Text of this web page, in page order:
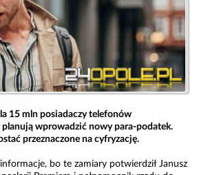
15 mln posiadaczy telefonów
planują wprowadzić nowy para-podatek.
przeznaczone na cyfryzację.
bo te zamiary potwierdził Janusz